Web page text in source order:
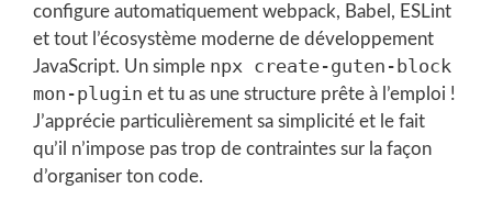
configure automatiquement webpack, Babel, ESLint
et tout l’écosystème moderne de développement
JavaScript. Un simple npx create-guten-block
mon-plugin et tu as une structure prête à l’emploi !
J’apprécie particulièrement sa simplicité et le fait
qu’il n’impose pas trop de contraintes sur la façon
d’organiser ton code.